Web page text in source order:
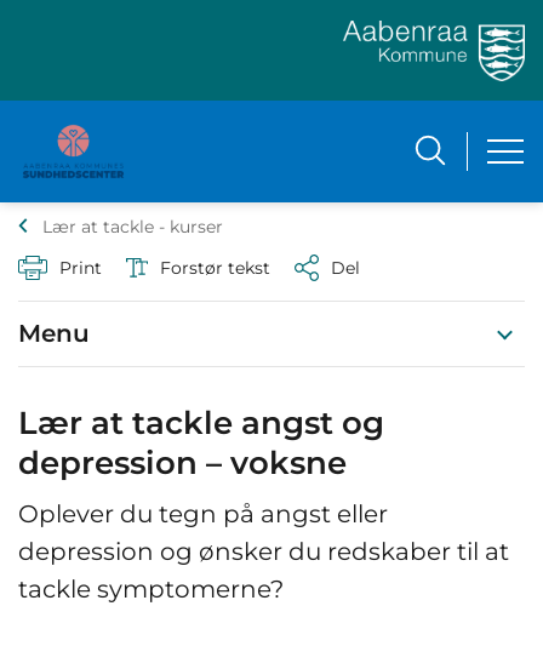
Lær at tackle - kurser
Print
Forstør tekst Del
Menu
Lær at tackle angst og
depression – voksne
Oplever du tegn på angst eller
depression og ønsker du redskaber til at
tackle symptomerne?